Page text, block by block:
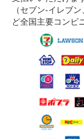
（セブン-イレブ
ど全国主要コンビ